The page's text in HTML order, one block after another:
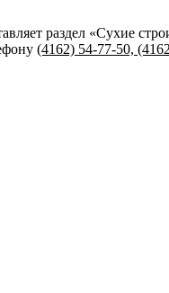
раздел «Сухие
(4162) 54-77-50,